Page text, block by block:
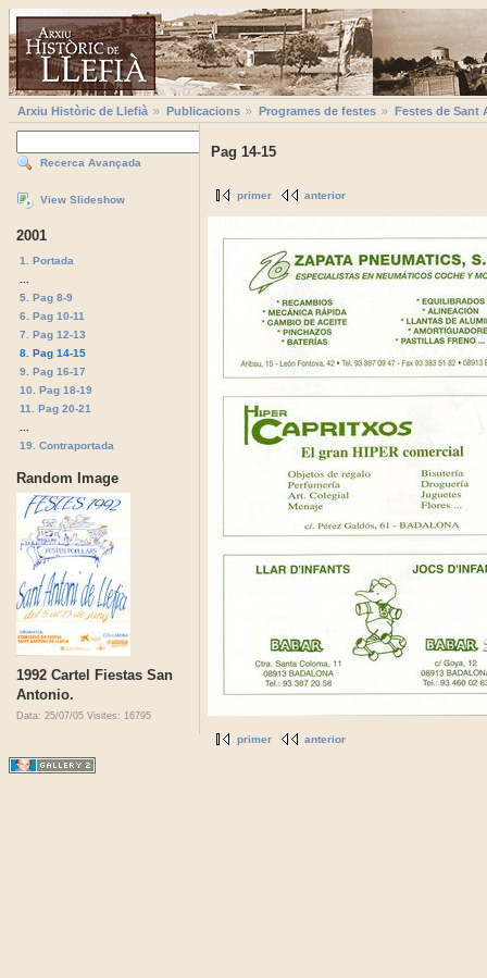
Arxiu Històric de Llefià Publicacions Programes de festes Festes de Sant
Recerca Avançada
View Slideshow
2001
1. Portada
5. Pag 8-9
6. Pag 10-11
7. Pag 12-13
8. Pag 14-15
9. Pag 16-17
10. Pag 18-19
11. Pag 20-21
19. Contraportada
Random Image
1992 Cartel Fiestas San
Antonio.
Data: 25/07/05 Visites: 16795
Pag 14-15
primer anterior
primer anterior